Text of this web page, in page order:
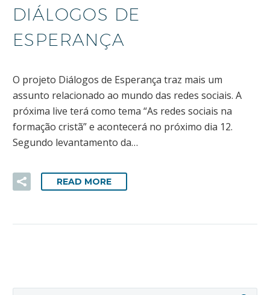
DIÁLOGOS DE
ESPERANÇA
O projeto Diálogos de Esperança traz mais um
assunto relacionado ao mundo das redes sociais. A
próxima live terá como tema “As redes sociais na
formação cristã” e acontecerá no próximo dia 12.
Segundo levantamento da…
READ MORE